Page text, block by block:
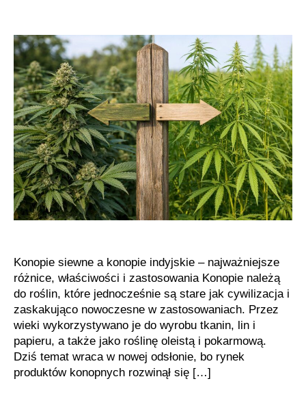
i
indyjskie
bez
mitów
Konopie siewne a konopie indyjskie – najważniejsze
różnice, właściwości i zastosowania Konopie należą
do roślin, które jednocześnie są stare jak cywilizacja i
zaskakująco nowoczesne w zastosowaniach. Przez
wieki wykorzystywano je do wyrobu tkanin, lin i
papieru, a także jako roślinę oleistą i pokarmową.
Dziś temat wraca w nowej odsłonie, bo rynek
produktów konopnych rozwinął się […]